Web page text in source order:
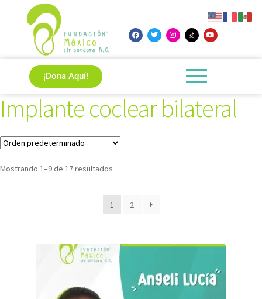
¡Dona Aquí!
Implante coclear bilateral
Mostrando 1–9 de 17 resultados
1 2